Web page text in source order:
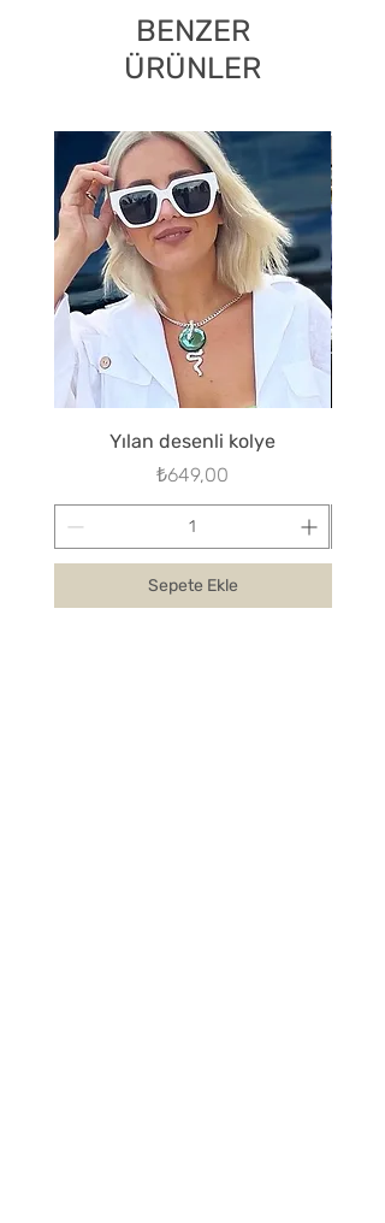
BENZER
ÜRÜNLER
Yılan desenli kolye
Fiyat
₺649,00
Sepete Ekle